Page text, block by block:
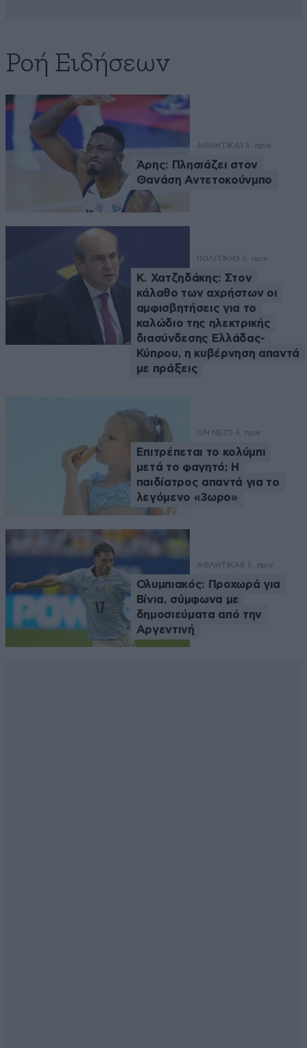
Ροή Ειδήσεων
ΑΘΛΗΤΙΚΑ 1 λ. πριν
Άρης: Πλησιάζει στον
Θανάση Αντετοκούνμπο
ΠΟΛΙΤΙΚΗ3 λ. πριν
Κ. Χατζηδάκης: Στον
κάλαθο των αχρήστων οι
αμφισβητήσεις για το
καλώδιο της ηλεκτρικής
διασύνδεσης Ελλάδας-
Κύπρου, η κυβέρνηση απαντά
με πράξεις
ON NET5 λ. πριν
Επιτρέπεται το κολύμπι
μετά το φαγητό; Η
παιδίατρος απαντά για το
λεγόμενο «3ωρο»
ΑΘΛΗΤΙΚΑ8 λ. πριν
Ολυμπιακός: Προχωρά για
Βίνια, σύμφωνα με
δημοσιεύματα από την
Αργεντινή